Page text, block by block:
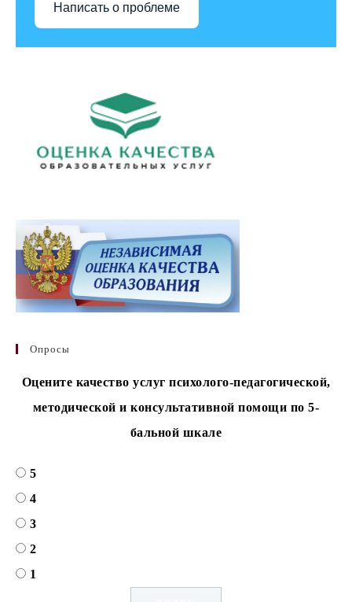
Написать о проблеме
Опросы
Оцените качество услуг психолого-педагогической,
методической и консультативной помощи по 5-
бальной шкале
5
4
3
2
1